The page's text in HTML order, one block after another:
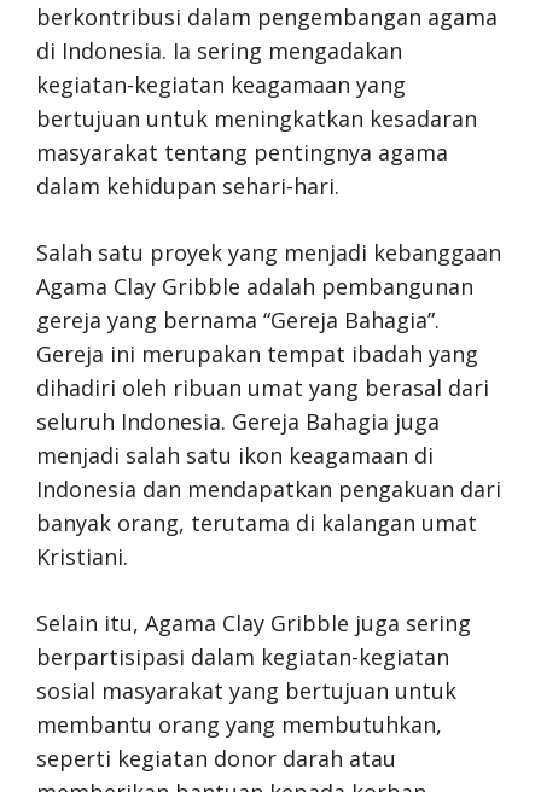
berkontribusi dalam pengembangan agama
di Indonesia. Ia sering mengadakan
kegiatan-kegiatan keagamaan yang
bertujuan untuk meningkatkan kesadaran
masyarakat tentang pentingnya agama
dalam kehidupan sehari-hari.
Salah satu proyek yang menjadi kebanggaan
Agama Clay Gribble adalah pembangunan
gereja yang bernama “Gereja Bahagia”.
Gereja ini merupakan tempat ibadah yang
dihadiri oleh ribuan umat yang berasal dari
seluruh Indonesia. Gereja Bahagia juga
menjadi salah satu ikon keagamaan di
Indonesia dan mendapatkan pengakuan dari
banyak orang, terutama di kalangan umat
Kristiani.
Selain itu, Agama Clay Gribble juga sering
berpartisipasi dalam kegiatan-kegiatan
sosial masyarakat yang bertujuan untuk
membantu orang yang membutuhkan,
seperti kegiatan donor darah atau